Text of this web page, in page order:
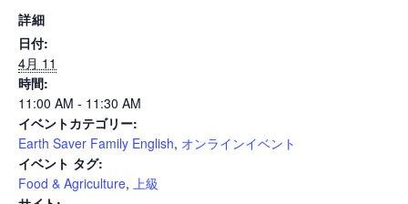
Events
Journal
詳細
日付:
4月 11
時間:
11:00 AM - 11:30 AM
イベントカテゴリー:
Earth Saver Family English, オンラインイベント
イベント タグ:
Food & Agriculture, 上級